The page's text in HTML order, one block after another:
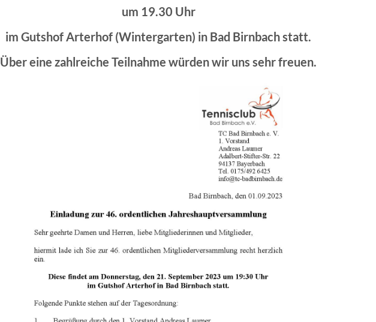
um 19.30 Uhr
im Gutshof Arterhof (Wintergarten) in Bad Birnbach statt.
Über eine zahlreiche Teilnahme würden wir uns sehr freuen.